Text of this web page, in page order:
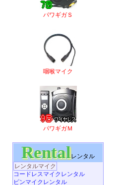
パワギガＳ
咽喉マイク
パワギガＭ
Rentalレンタル
レンタルマイク
コードレスマイクレンタル
ピンマイクレンタル